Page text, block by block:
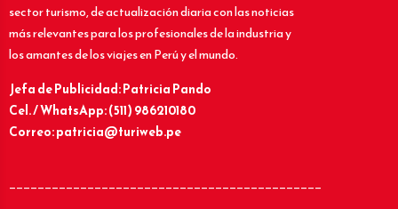
sector turismo, de actualización diaria con las noticias
más relevantes para los profesionales de la industria y
los amantes de los viajes en Perú y el mundo.
Jefa de Publicidad: Patricia Pando
Cel. / WhatsApp: (511) 986210180
Correo: patricia@turiweb.pe
____________________________________________